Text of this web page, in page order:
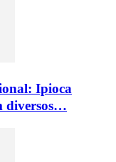
Ipioca
diversos…